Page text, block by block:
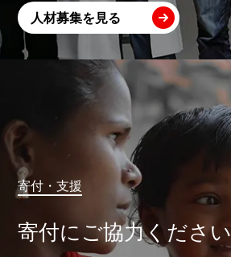
人材募集を見る
寄付・支援
寄付にご協力ください